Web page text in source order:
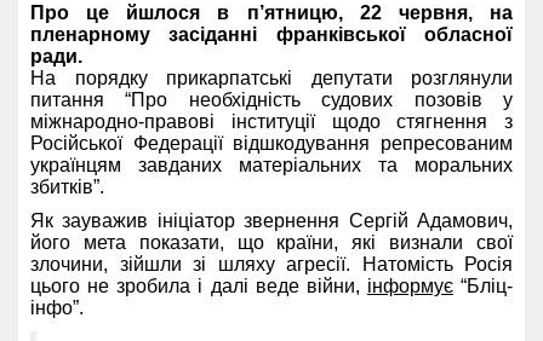
Про це йшлося в п’ятницю, 22 червня, на
пленарному засіданні франківської обласної
ради.
На порядку прикарпатські депутати розглянули
питання “Про необхідність судових позовів у
міжнародно-правові інституції щодо стягнення з
Російської Федерації відшкодування репресованим
українцям завданих матеріальних та моральних
збитків”.
Як зауважив ініціатор звернення Сергій Адамович,
його мета показати, що країни, які визнали свої
злочини, зійшли зі шляху агресії. Натомість Росія
цього не зробила і далі веде війни, інформує“Бліц-
інфо”.